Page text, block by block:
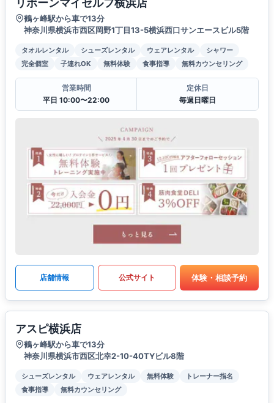
リボーンマイセルフ横浜店
鶴ヶ峰駅から車で13分
神奈川県横浜市西区岡野1丁目13-5横浜西口サンエースビル5階
タオルレンタル シューズレンタル ウェアレンタル
シャワー
完全個室
子連れOK 無料体験 食事指導 無料カウンセリング
営業時間
平日 10:00〜22:00
定休日
毎週日曜日
店舗情報 公式サイト 体験・相談予約
アスピ横浜店
鶴ヶ峰駅から車で13分
神奈川県横浜市西区北幸2-10-40TYビル8階
シューズレンタル ウェアレンタル 無料体験
トレーナー指名
食事指導
無料カウンセリング